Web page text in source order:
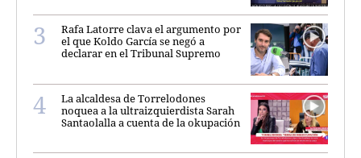
Rafa Latorre clava el argumento por
el que Koldo García se negó a
declarar en el Tribunal Supremo
La alcaldesa de Torrelodones
noquea a la ultraizquierdista Sarah
Santaolalla a cuenta de la okupación